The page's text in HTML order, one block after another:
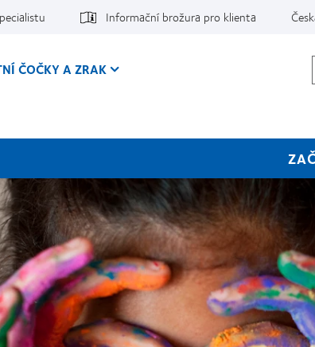
Informační brožura pro klienta
ČOČKY A ZRAK